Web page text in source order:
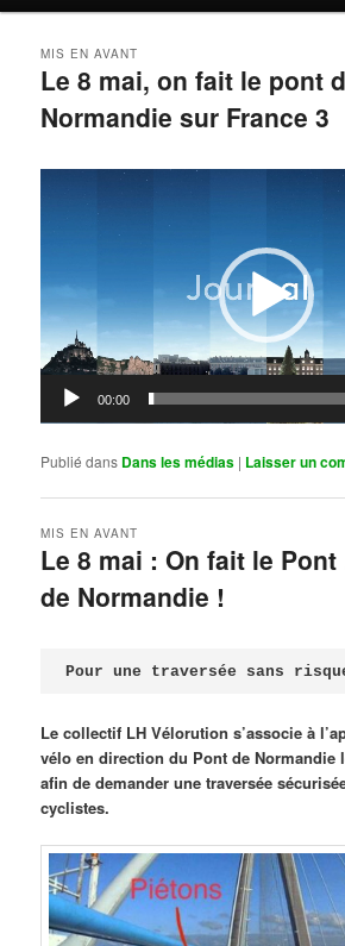
Le 8 mai, on fait le pont
Normandie sur France 3
MIS EN AVANT
00:00
Publié dans Dans les médias | Laisser un
Le 8 mai : On fait le
de Normandie !
MIS EN AVANT
Pour une traversée sans
Le collectif LH Vélorution s’associe à
vélo en direction du Pont de Normandie
afin de demander une traversée
cyclistes.